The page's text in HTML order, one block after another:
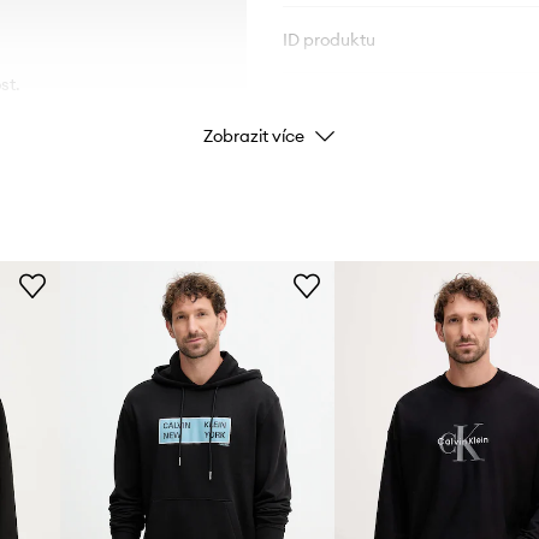
ID produktu
Zobrazit více